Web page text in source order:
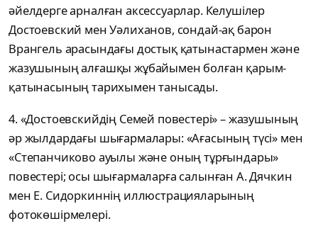
әйелдерге арналған аксессуарлар. Келушілер
Достоевский мен Уәлиханов, сондай-ақ барон
Врангель арасындағы достық қатынастармен және
жазушының алғашқы жұбайымен болған қарым-
қатынасының тарихымен танысады.
4.«Достоевскийдің Семей повестері»–жазушының
әр жылдардағы шығармалары:«Ағасыныңтүсі» мен
«Степанчиково ауылы және оныңтұрғындары»
повестері; осы шығармаларға салынған А. Дячкин
мен Е. Сидоркиннің иллюстрацияларының
фотокөшірмелері.